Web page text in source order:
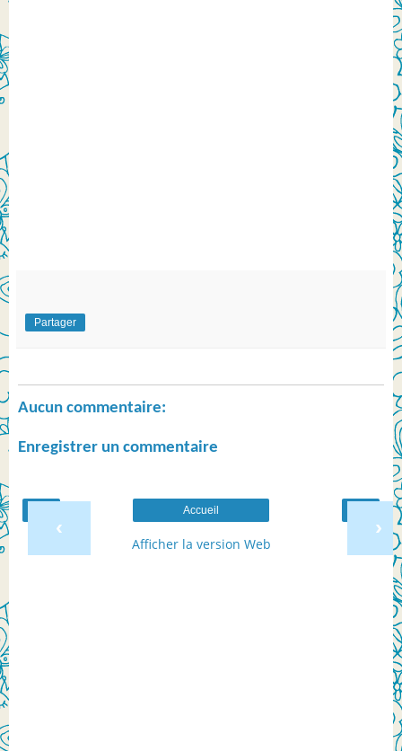
Partager
Aucun commentaire:
Enregistrer un commentaire
‹ ›
Accueil
Afficher la version Web